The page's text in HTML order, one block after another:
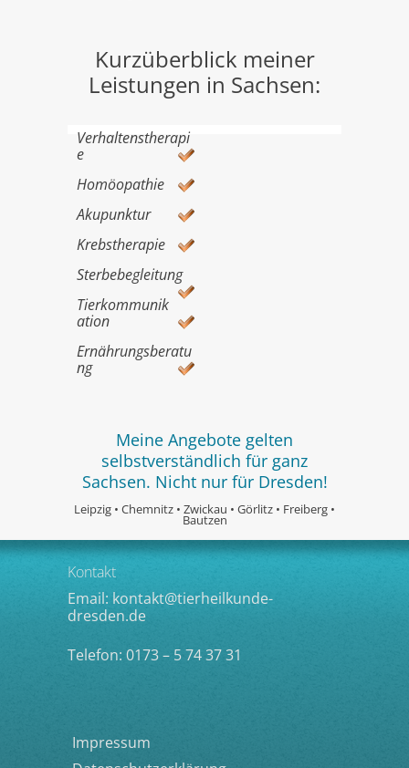
Kurzüberblick meiner
Leistungen in Sachsen:
Verhaltenstherapi
e
Homöopathie
Akupunktur
Krebstherapie
Sterbebegleitung
Tierkommunik
ation
Ernährungsberatu
ng
Meine Angebote gelten
selbstverständlich für ganz
Sachsen. Nicht nur für Dresden!
Leipzig • Chemnitz • Zwickau • Görlitz • Freiberg •
Bautzen
Kontakt
Email: kontakt@tierheilkunde-
dresden.de
Telefon: 0173 – 5 74 37 31
Impressum